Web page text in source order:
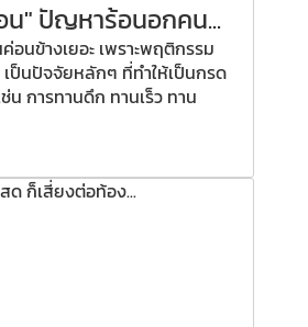
น" ปัญหาร้อนอกคน...
อนข้างเยอะ เพราะพฤติกรรม
ป็นปัจจัยหลักๆ ที่ทำให้เป็นกรด
น การทานดึก ทานเร็ว ทาน